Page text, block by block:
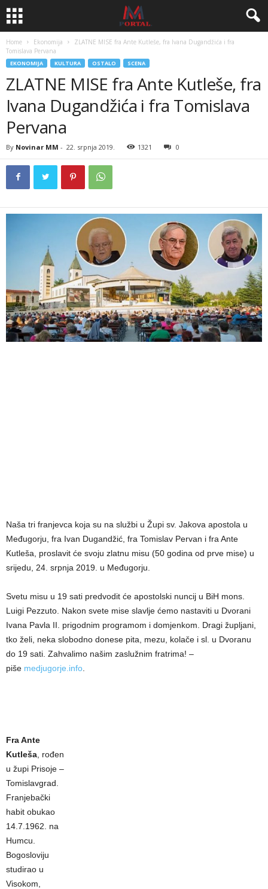
Home Ekonomija
ZLATNE MISE fra Ante Kutleše, fra Ivana Dugandžića i fra
Tomislava Pervana
EKONOMIJA KULTURA OSTALO SCENA
ZLATNE MISE fra Ante Kutleše, fra
Ivana Dugandžića i fra Tomislava
Pervana
By Novinar MM - 22. srpnja 2019. 1321 0
Naša tri franjevca koja su na službi u Župi sv. Jakova apostola u
Međugorju, fra Ivan Dugandžić, fra Tomislav Pervan i fra Ante
Kutleša, proslavit će svoju zlatnu misu (50 godina od prve mise) u
srijedu, 24. srpnja 2019. u Međugorju.
Svetu misu u 19 sati predvodit će apostolski nuncij u BiH mons.
Luigi Pezzuto. Nakon svete mise slavlje ćemo nastaviti u Dvorani
Ivana Pavla II. prigodnim programom i domjenkom. Dragi župljani,
tko želi, neka slobodno donese pita, mezu, kolače i sl. u Dvoranu
do 19 sati. Zahvalimo našim zaslužnim fratrima! –
piše medjugorje.info
Fra Ante
Kutleša , rođen
u župi Prisoje –
Tomislavgrad.
Franjebački
habit obukao
14.7.1962. na
Humcu.
Bogosloviju
studirao u
Visokom,